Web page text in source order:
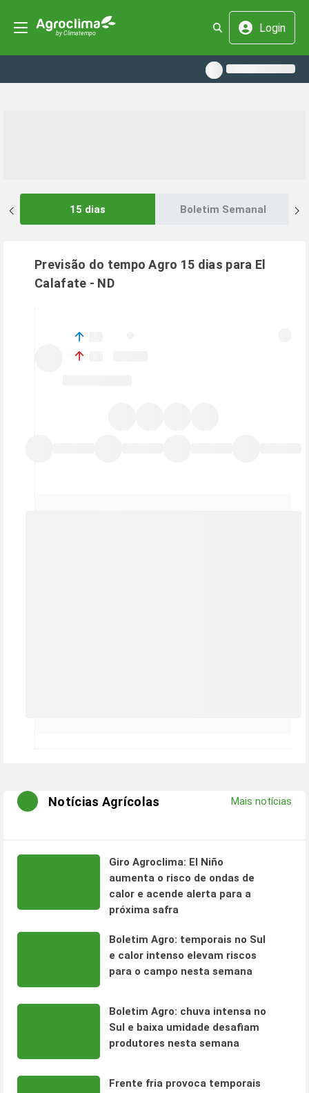
Login
15 dias Boletim Semanal
Previsão do tempo Agro 15 dias para El
Calafate - ND
Notícias Agrícolas Mais notícias
Giro Agroclima: El Niño
aumenta o risco de ondas de
calor e acende alerta para a
próxima safra
Boletim Agro: temporais no Sul
e calor intenso elevam riscos
para o campo nesta semana
Boletim Agro: chuva intensa no
Sul e baixa umidade desafiam
produtores nesta semana
Frente fria provoca temporais